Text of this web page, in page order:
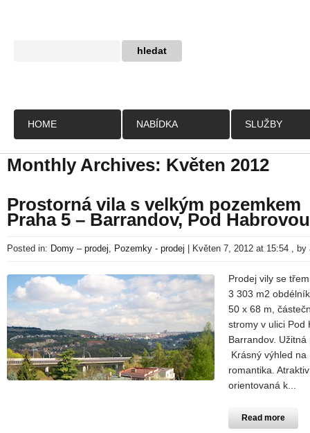
HOME NABÍDKA SLUŽBY
Monthly Archives: Květen 2012
Prostorná vila s velkým pozemkem
Praha 5 – Barrandov, Pod
Posted in: Domy – prodej, Pozemky - prodej Květen 7, 2012 at 15:54 , by
Prodej vily se
3 303 m2
50 x 68 m,
stromy v ulici Pod
Barrandov.
Krásný výhled
romantika.
orientovaná k...
Read more